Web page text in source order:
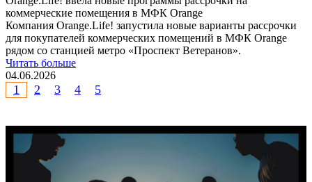
коммерческие помещения в МФК Orange
Компания Orange.Life! запустила новые варианты рассрочки
для покупателей коммерческих помещений в МФК Orange
рядом со станцией метро «Проспект Ветеранов».
Читать больше
04.06.2026
1 2 3 4 5